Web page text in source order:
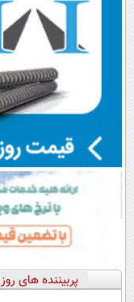
پربیننده های روز